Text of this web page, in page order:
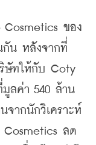
Cosmetics ของ
กัน หลังจากที่
ษัทให้กับ
มูลค่า 540 ล้าน
จากนักวิเคราะห์
Cosmetics ลด